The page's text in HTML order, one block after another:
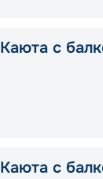
Каюта с
Каюта с